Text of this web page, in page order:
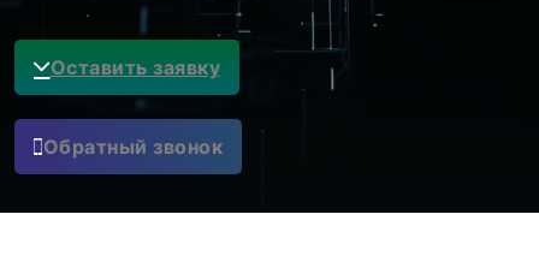
Оставить заявку
Обратный звонок